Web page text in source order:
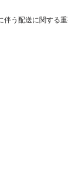
伴う配送に関する